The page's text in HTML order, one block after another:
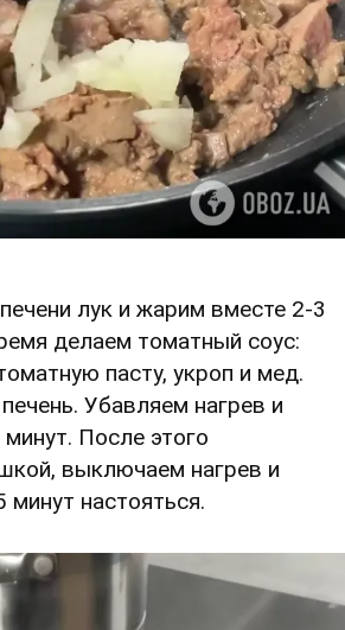
лук и жарим вместе 2-3
делаем томатный соус:
пасту, укроп и мед.
Убавляем нагрев и
После этого
выключаем нагрев и
минут настояться.